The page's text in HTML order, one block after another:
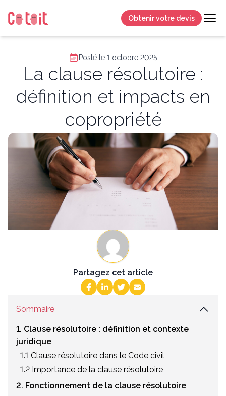
Obtenir votre devis
Posté le 1 octobre 2025
La clause résolutoire :
définition et impacts en
copropriété
Partagez cet article
Sommaire
1. Clause résolutoire : définition et contexte
juridique
1.1 Clause résolutoire dans le Code civil
1.2 Importance de la clause résolutoire
2. Fonctionnement de la clause résolutoire